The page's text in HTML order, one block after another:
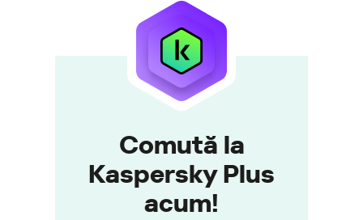
Comută la
Kaspersky Plus
acum!